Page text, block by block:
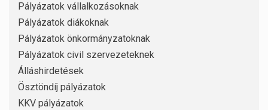
Pályázatok vállalkozásoknak
Pályázatok diákoknak
Pályázatok önkormányzatoknak
Pályázatok civil szervezeteknek
Álláshirdetések
Ösztöndíj pályázatok
KKV pályázatok